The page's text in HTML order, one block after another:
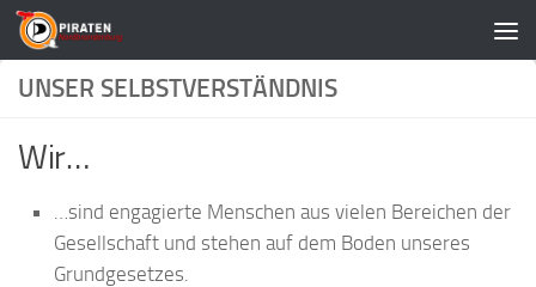
Zum Inhalt springen
UNSER SELBSTVERSTÄNDNIS
Wir…
…sind engagierte Menschen aus vielen Bereichen der
Gesellschaft und stehen auf dem Boden unseres
Grundgesetzes.